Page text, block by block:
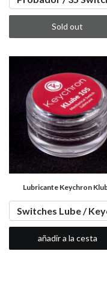
Sold out
Lubricante Keychron
añadir a la cesta